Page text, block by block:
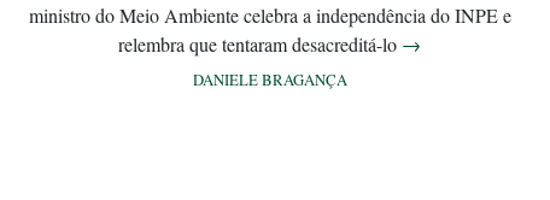
ministro do Meio Ambiente celebra a independência do INPE e
relembra que tentaram desacreditá-lo →
DANIELE BRAGANÇA